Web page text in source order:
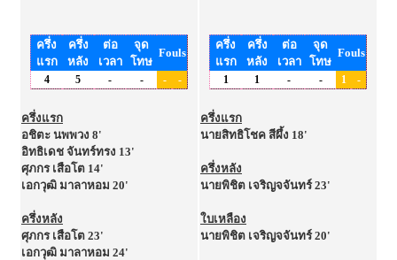
ครึ่ง
แรก
ครึ่ง
หลัง
ต่อ
เวลา
จุด
โทษ
Fouls
4 5 - - - -
ครึ่งแรก
อชิตะ นพพวง 8'
อิทธิเดช จันทร์ทรง 13'
ศุภกร เสือโต 14'
เอกวุฒิ มาลาหอม 20'
ครึ่งหลัง
ศุภกร เสือโต 23'
เอกวุฒิ มาลาหอม 24'
ครึ่ง
แรก
ครึ่ง
หลัง
ต่อ
เวลา
จุด
โทษ
Fouls
1 1 - - 1 -
ครึ่งแรก
นายสิทธิโชค สีผึ้ง 18'
ครึ่งหลัง
นายพิชิต เจริญจจันทร์ 23'
ใบเหลือง
นายพิชิต เจริญจจันทร์ 20'